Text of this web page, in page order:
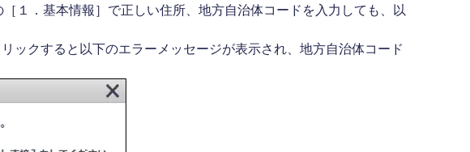
１．基本情報］で正しい住所、地方自治体コードを入力しても、以
ックすると以下のエラーメッセージが表示され、地方自治体コード